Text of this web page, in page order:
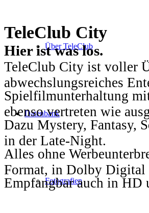
Über TeleClub
Datenbank
Fotografien
TeleClub City
Hier ist was los.
TeleClub City ist voller
abwechslungsreiches
Spielfilmunterhaltung
ebenso vertreten wie
Dazu Mystery, Fantasy,
in der Late-Night.
Alles ohne
Format, in Dolby Digital
Empfangbar auch in HD